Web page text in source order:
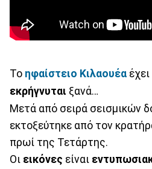
Το ηφαίστειο Κιλαουέα
εκρήγνυται ξανά…
Μετά από σειρά σεισμικών
εκτοξεύτηκε από τον
πρωί της Τετάρτης.
Οι εικόνες είναι